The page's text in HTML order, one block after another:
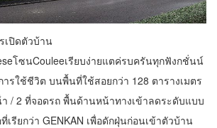
เปิดตัวบ้าน
โซนCouleeเรียบง่ายแตค่รบครันทุกฟังกชั่นน์
รใช้ชีวิต บนพื้นที่ใช้สอยกว่า 128 ตารางเมตร
/ 2 ที่จอดรถ พื้นด้านหน้าทางเข้าลดระดับแบบ
รียกว่า GENKAN เพื่อดักฝุ่นก่อนเข้าตัวบ้าน